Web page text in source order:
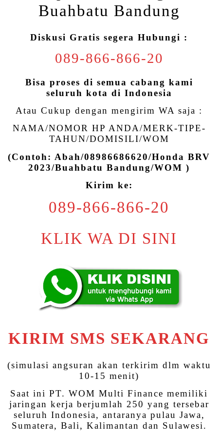
Buahbatu Bandung
Diskusi Gratis segera Hubungi :
089-866-866-20
Bisa proses di semua cabang kami
seluruh kota di Indonesia
Atau Cukup dengan mengirim WA saja :
NAMA/NOMOR HP ANDA/MERK-TIPE-
TAHUN/DOMISILI/WOM
(Contoh: Abah/08986686620/Honda BRV
2023/Buahbatu Bandung/WOM )
Kirim ke:
089-866-866-20
KLIK WA DI SINI
KIRIM SMS SEKARANG
(simulasi angsuran akan terkirim dlm waktu
10-15 menit)
Saat ini PT. WOM Multi Finance memiliki
jaringan kerja berjumlah 250 yang tersebar
seluruh Indonesia, antaranya pulau Jawa,
Sumatera, Bali, Kalimantan dan Sulawesi.